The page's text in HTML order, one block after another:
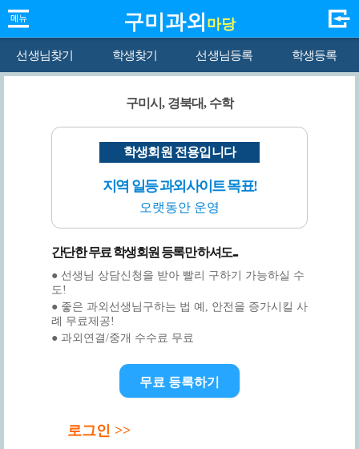
구미과외 마당
선생님찾기 학생찾기 선생님등록 학생등록
구미시, 경북대, 수학
학생회원 전용입니다
지역 일등 과외사이트 목표!
오랫동안 운영
간단한 무료 학생회원 등록만 하셔도...
● 선생님 상담신청을 받아 빨리 구하기 가능하실 수
도!
● 좋은 과외선생님구하는 법 예, 안전을 증가시킬 사
례 무료제공!
● 과외연결/중개 수수료 무료
무료 등록하기
로그인 >>